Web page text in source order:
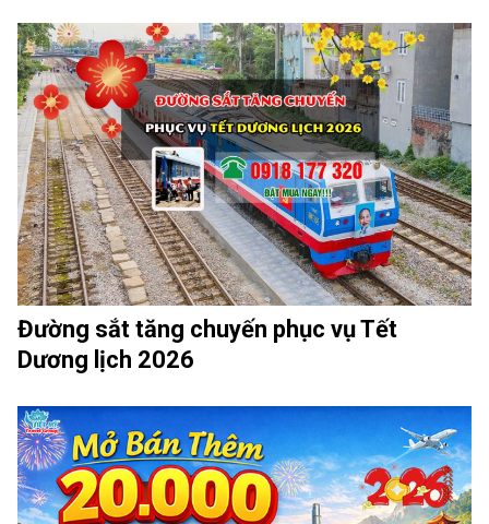
Đường sắt tăng chuyến phục vụ Tết
Dương lịch 2026